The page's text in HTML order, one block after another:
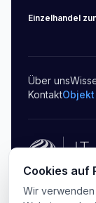
Einzelhandel
Über uns
Kontakt
©2026 RE-
Cookies auf
Wir